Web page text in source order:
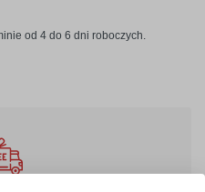
od 4 do 6 dni roboczych.